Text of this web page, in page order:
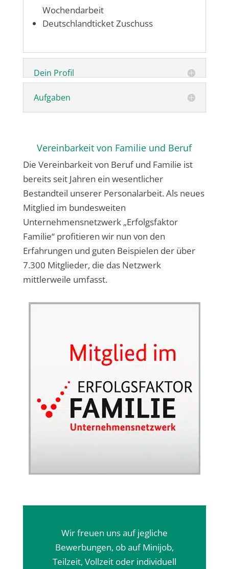
Wochendarbeit
Deutschlandticket Zuschuss
Dein Profil
Aufgaben
Vereinbarkeit von Familie und Beruf
Die Vereinbarkeit von Beruf und Familie ist
bereits seit Jahren ein wesentlicher
Bestandteil unserer Personalarbeit. Als neues
Mitglied im bundesweiten
Unternehmensnetzwerk „Erfolgsfaktor
Familie“ profitieren wir nun von den
Erfahrungen und guten Beispielen der über
7.300 Mitglieder, die das Netzwerk
mittlerweile umfasst.
Wir freuen uns auf jegliche
Bewerbungen, ob auf Minijob,
Teilzeit, Vollzeit oder individuell